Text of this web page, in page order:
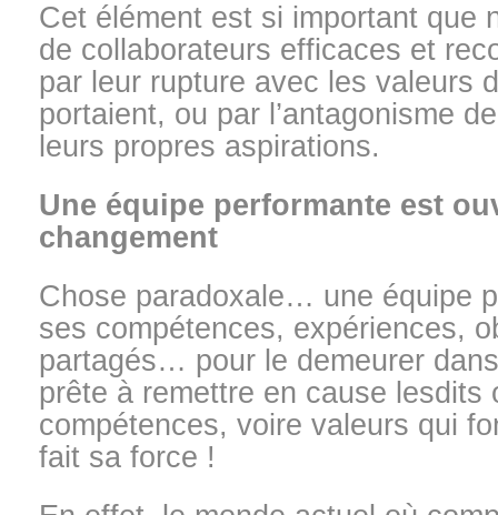
Cet élément est si important que
de collaborateurs efficaces et
par leur rupture avec les valeurs
portaient, ou par l’antagonisme
leurs propres aspirations.
Une équipe performante est
changement
Chose paradoxale… une équipe
ses compétences, expériences,
partagés… pour le demeurer
prête à remettre en cause lesdits
compétences, voire valeurs qui
fait sa force !